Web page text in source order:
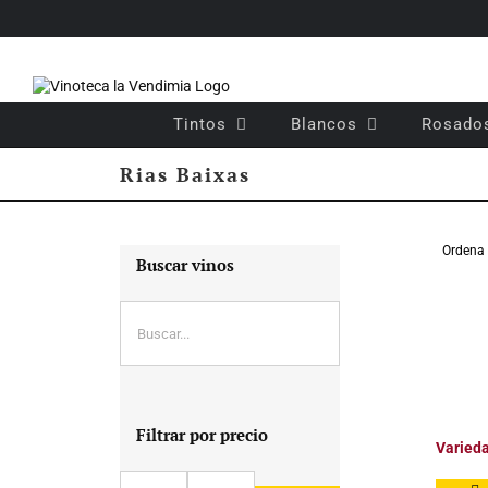
Tintos Blancos
Rias Baixas
Buscar vinos
Filtrar por precio